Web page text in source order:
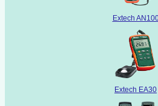
Extech
Extech EA30